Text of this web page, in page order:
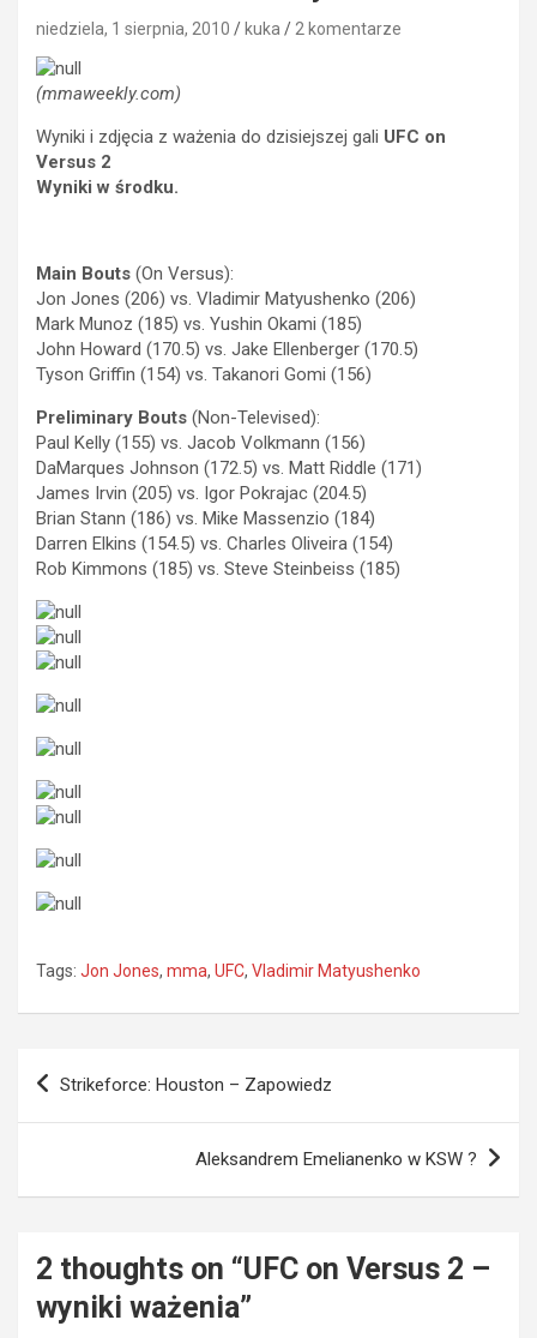
niedziela, 1 sierpnia, 2010 kuka 2 komentarze
(mmaweekly.com)
Wyniki i zdjęcia z ważenia do dzisiejszej gali UFC on
Versus 2
Wyniki w środku.
Main Bouts (On Versus):
Jon Jones (206) vs. Vladimir Matyushenko (206)
Mark Munoz (185) vs. Yushin Okami (185)
John Howard (170.5) vs. Jake Ellenberger (170.5)
Tyson Griffin (154) vs. Takanori Gomi (156)
Preliminary Bouts (Non-Televised):
Paul Kelly (155) vs. Jacob Volkmann (156)
DaMarques Johnson (172.5) vs. Matt Riddle (171)
James Irvin (205) vs. Igor Pokrajac (204.5)
Brian Stann (186) vs. Mike Massenzio (184)
Darren Elkins (154.5) vs. Charles Oliveira (154)
Rob Kimmons (185) vs. Steve Steinbeiss (185)
Tags: Jon Jones, mma, UFC, Vladimir Matyushenko
Nawigacja
Strikeforce: Houston – Zapowiedz
Aleksandrem Emelianenko w KSW ?
2 thoughts on “UFC on Versus 2 –
wyniki ważenia”